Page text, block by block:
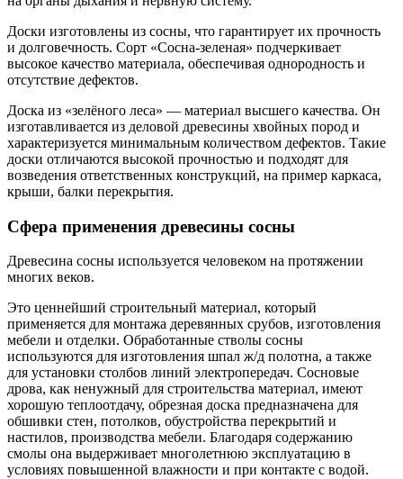
Доски изготовлены из сосны, что гарантирует их прочность
и долговечность. Сорт «Сосна-зеленая» подчеркивает
высокое качество материала, обеспечивая однородность и
отсутствие дефектов.
Доска из «зелёного леса» — материал высшего качества. Он
изготавливается из деловой древесины хвойных пород и
характеризуется минимальным количеством дефектов. Такие
доски отличаются высокой прочностью и подходят для
возведения ответственных конструкций, на пример каркаса,
крыши, балки перекрытия.
Сфера применения древесины сосны
Древесина сосны используется человеком на протяжении
многих веков.
Это ценнейший строительный материал, который
применяется для монтажа деревянных срубов, изготовления
мебели и отделки. Обработанные стволы сосны
используются для изготовления шпал ж/д полотна, а также
для установки столбов линий электропередач. Сосновые
дрова, как ненужный для строительства материал, имеют
хорошую теплоотдачу, обрезная доска предназначена для
обшивки стен, потолков, обустройства перекрытий и
настилов, производства мебели. Благодаря содержанию
смолы она выдерживает многолетнюю эксплуатацию в
условиях повышенной влажности и при контакте с водой.